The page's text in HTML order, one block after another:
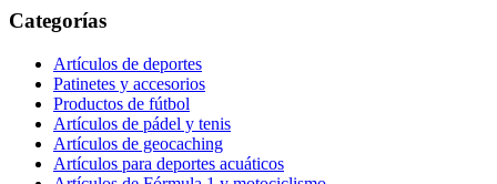
Categorías
Artículos de deportes
Patinetes y accesorios
Productos de fútbol
Artículos de pádel y tenis
Artículos de geocaching
Artículos para deportes acuáticos